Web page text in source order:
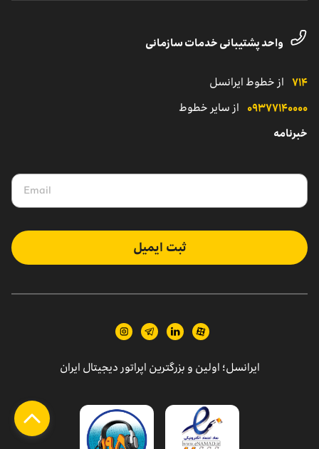
نمایندگی
داستان موفقیت
واحد پشتیبانی خدمات سازمانی
۷۱۴ از خطوط ایرانسل
۰۹۳۷۷۱۴۰۰۰۰ از سایر خطوط
خبرنامه
ثبت ایمیل
ایرانسل؛ اولین و بزرگترین اپراتور دیجیتال ایران